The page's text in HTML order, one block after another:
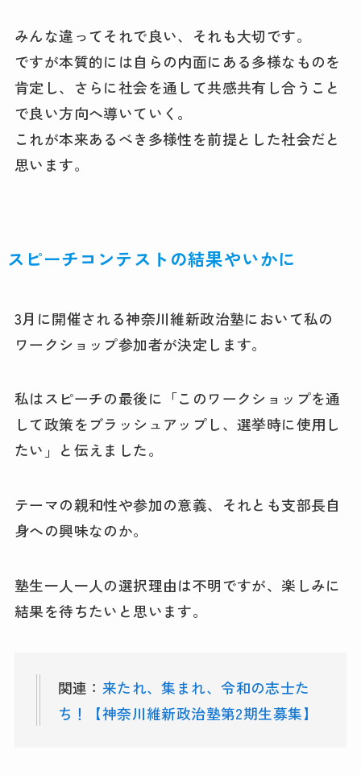
みんな違ってそれで良い、それも大切です。
ですが本質的には自らの内面にある多様なものを
肯定し、さらに社会を通して共感共有し合うこと
で良い方向へ導いていく。
これが本来あるべき多様性を前提とした社会だと
思います。
スピーチコンテストの結果やいかに
3月に開催される神奈川維新政治塾において私の
ワークショップ参加者が決定します。
私はスピーチの最後に「このワークショップを通
して政策をブラッシュアップし、選挙時に使用し
たい」と伝えました。
テーマの親和性や参加の意義、それとも支部長自
身への興味なのか。
塾生一人一人の選択理由は不明ですが、楽しみに
結果を待ちたいと思います。
関連： 来たれ、集まれ、令和の志士た
ち！【神奈川維新政治塾第2期生募集】